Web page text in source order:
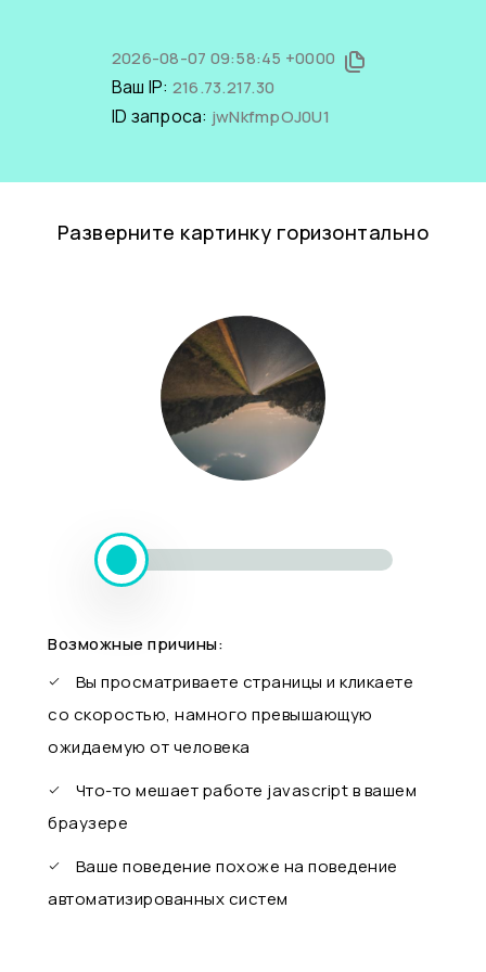
2026-08-07 09:58:45 +0000
Ваш IP: 216.73.217.30
ID запроса: jwNkfmpOJ0U1
Разверните картинку горизонтально
Возможные причины:
Вы просматриваете страницы и кликаете
со скоростью, намного превышающую
ожидаемую от человека
Что-то мешает работе javascript в вашем
браузере
Ваше поведение похоже на поведение
автоматизированных систем